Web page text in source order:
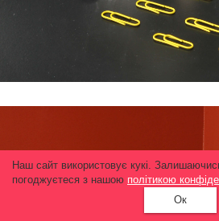
Наш сайт використовує кукі.
погоджуєтеся з нашою політикою
Ок